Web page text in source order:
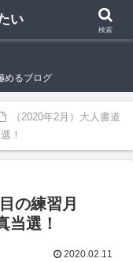
い
めるブログ
（2020年2月）大人書道
！
の練習月
選！
2020.02.11
い
検索